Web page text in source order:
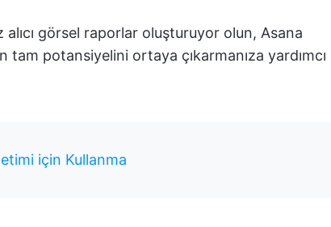
alıcı görsel raporlar oluşturuyor olun, Asana
potansiyelini ortaya çıkarmanıza yardımcı
için Kullanma